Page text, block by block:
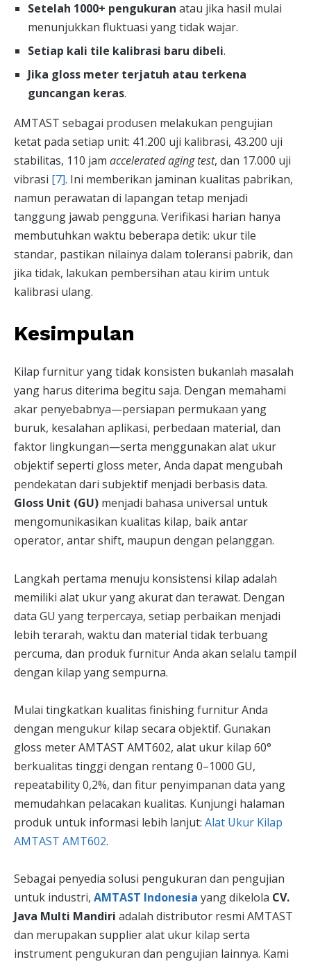
Setelah 1000+ pengukuran atau jika hasil mulai
menunjukkan fluktuasi yang tidak wajar.
Setiap kali tile kalibrasi baru dibeli.
Jika gloss meter terjatuh atau terkena
guncangan keras.
AMTAST sebagai produsen melakukan pengujian
ketat pada setiap unit: 41.200 uji kalibrasi, 43.200 uji
stabilitas, 110 jam accelerated aging test, dan 17.000 uji
vibrasi [7]. Ini memberikan jaminan kualitas pabrikan,
namun perawatan di lapangan tetap menjadi
tanggung jawab pengguna. Verifikasi harian hanya
membutuhkan waktu beberapa detik: ukur tile
standar, pastikan nilainya dalam toleransi pabrik, dan
jika tidak, lakukan pembersihan atau kirim untuk
kalibrasi ulang.
Kesimpulan
Kilap furnitur yang tidak konsisten bukanlah masalah
yang harus diterima begitu saja. Dengan memahami
akar penyebabnya—persiapan permukaan yang
buruk, kesalahan aplikasi, perbedaan material, dan
faktor lingkungan—serta menggunakan alat ukur
objektif seperti gloss meter, Anda dapat mengubah
pendekatan dari subjektif menjadi berbasis data.
Gloss Unit (GU) menjadi bahasa universal untuk
mengomunikasikan kualitas kilap, baik antar
operator, antar shift, maupun dengan pelanggan.
Langkah pertama menuju konsistensi kilap adalah
memiliki alat ukur yang akurat dan terawat. Dengan
data GU yang terpercaya, setiap perbaikan menjadi
lebih terarah, waktu dan material tidak terbuang
percuma, dan produk furnitur Anda akan selalu tampil
dengan kilap yang sempurna.
Mulai tingkatkan kualitas finishing furnitur Anda
dengan mengukur kilap secara objektif. Gunakan
gloss meter AMTAST AMT602, alat ukur kilap 60°
berkualitas tinggi dengan rentang 0–1000 GU,
repeatability 0,2%, dan fitur penyimpanan data yang
memudahkan pelacakan kualitas. Kunjungi halaman
produk untuk informasi lebih lanjut: Alat Ukur Kilap
AMTAST AMT602.
Sebagai penyedia solusi pengukuran dan pengujian
untuk industri, AMTAST Indonesia yang dikelola CV.
Java Multi Mandiri adalah distributor resmi AMTAST
dan merupakan supplier alat ukur kilap serta
instrument pengukuran dan pengujian lainnya. Kami